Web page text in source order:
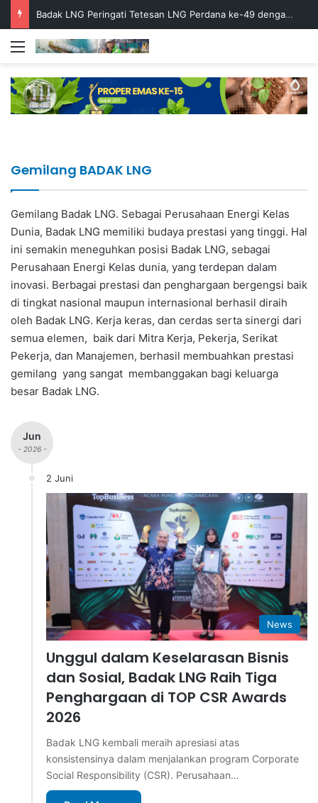
Badak LNG Peringati Tetesan LNG Perdana ke-49 dengan Doa Bersama
Menu
Unggul dalam Keselarasan Bisnis dan
Implementasi Budaya K3 Badak LNG
Lagi, Badak LNG Raih PROPER Emas ke-15,
Gemilang BADAK LNG
Gemilang Badak LNG. Sebagai Perusahaan Energi Kelas
Dunia, Badak LNG memiliki budaya prestasi yang tinggi. Hal
ini semakin meneguhkan posisi Badak LNG, sebagai
Perusahaan Energi Kelas dunia, yang terdepan dalam
inovasi. Berbagai prestasi dan penghargaan bergengsi baik
di tingkat nasional maupun internasional berhasil diraih
oleh Badak LNG. Kerja keras, dan cerdas serta sinergi dari
semua elemen, baik dari Mitra Kerja, Pekerja, Serikat
Pekerja, dan Manajemen, berhasil membuahkan prestasi
gemilang yang sangat membanggakan bagi keluarga
besar Badak LNG.
Jun
- 2026 -
2 Juni
News
Unggul dalam Keselarasan Bisnis
dan Sosial, Badak LNG Raih Tiga
Penghargaan di TOP CSR Awards
2026
Badak LNG kembali meraih apresiasi atas
konsistensinya dalam menjalankan program Corporate
Social Responsibility (CSR). Perusahaan…